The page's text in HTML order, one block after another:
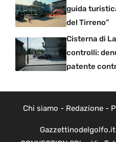
guida
del Tirreno”
Cisterna di
controlli:
patente
Chi siamo - Redazione-